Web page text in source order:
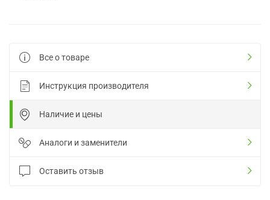
Все о товаре
Инструкция производителя
Наличие и цены
Аналоги и заменители
Оставить отзыв